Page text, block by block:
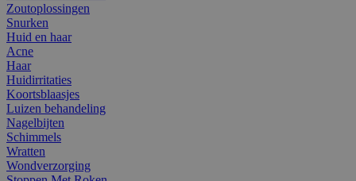
Zoutoplossingen
Snurken
Huid en haar
Acne
Haar
Huidirritaties
Koortsblaasjes
Luizen behandeling
Nagelbijten
Schimmels
Wratten
Wondverzorging